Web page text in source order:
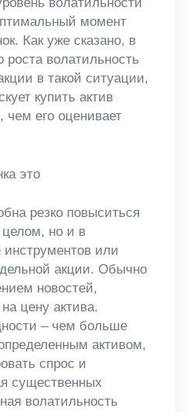
момент
Как уже сказано, в
роста волатильность
в такой ситуации,
купить актив
чем его оценивает
резко повыситься
целом, но и в
инструментов или
акции. Обычно
новостей,
цену актива.
– чем больше
активом,
спрос и
существенных
волатильность